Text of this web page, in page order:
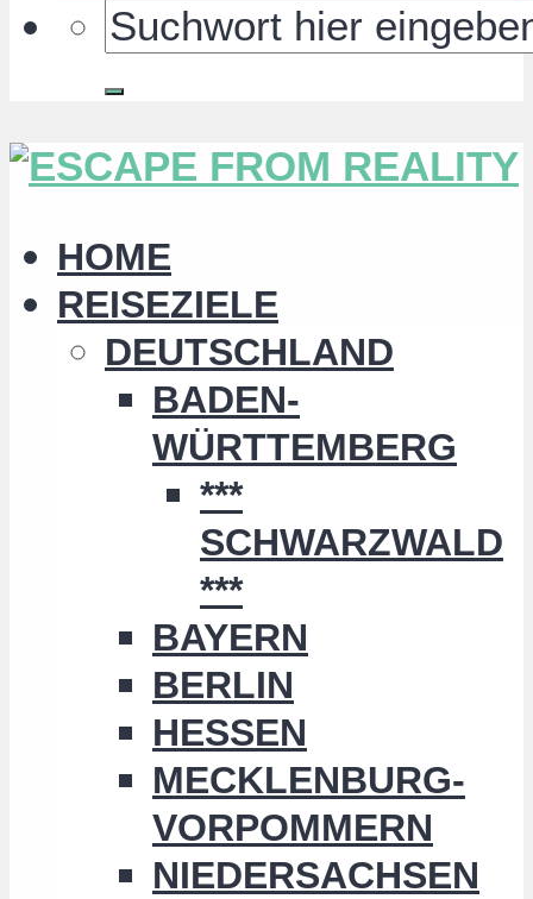
HOME
REISEZIELE
DEUTSCHLAND
BADEN-
WÜRTTEMBERG
***
SCHWARZWALD
***
BAYERN
BERLIN
HESSEN
MECKLENBURG-
VORPOMMERN
NIEDERSACHSEN